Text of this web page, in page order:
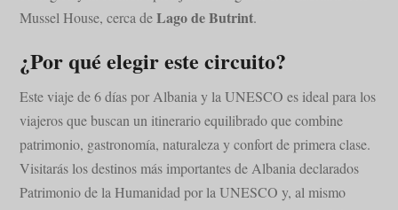
Mussel House, cerca deLago de Butrint.
¿Por qué elegir este circuito?
Este viaje de 6 días por Albania y la UNESCO es ideal para los
viajeros que buscan un itinerario equilibrado que combine
patrimonio, gastronomía, naturaleza y confort de primera clase.
Visitarás los destinos más importantes de Albania declarados
Patrimonio de la Humanidad por la UNESCO y, al mismo